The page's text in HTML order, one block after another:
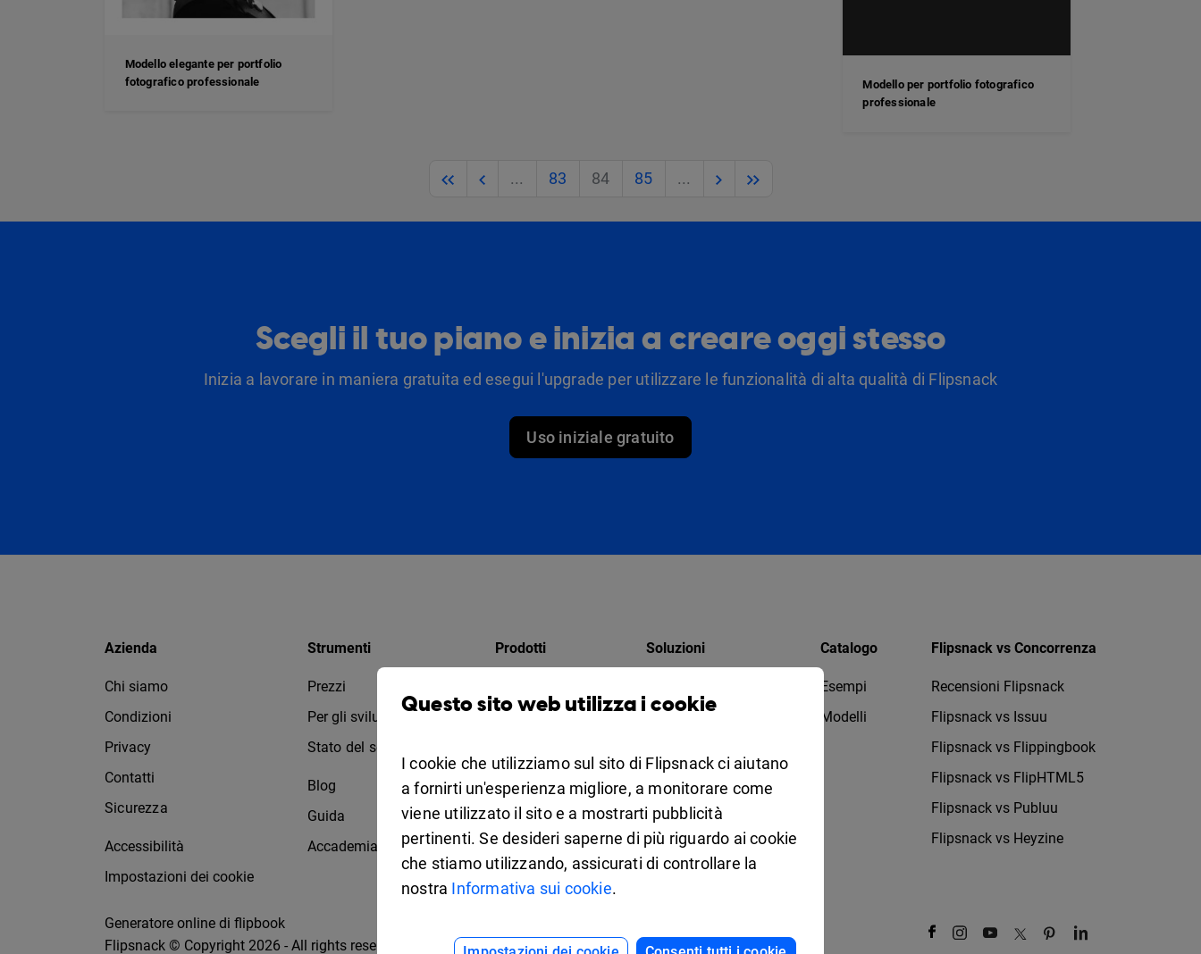
Modello elegante per portfolio
fotografico professionale
Modello per portfolio fotografico
professionale
PreviousPrevious
... 83 84 85 ... NextNext
Scegli il tuo piano e inizia a creare oggi stesso
Inizia a lavorare in maniera gratuita ed esegui l'upgrade per utilizzare le funzionalità di alta qualità di Flipsnack
Uso iniziale gratuito
Azienda
Chi siamo
Condizioni
Privacy
Contatti
Sicurezza
Accessibilità
Impostazioni dei cookie
Strumenti
Prezzi
Per gli sviluppatori
Stato del servizio
Blog
Guida
Accademia Flipsnack
Prodotti
Libreria virtuale
Apps
iOS
Android
Soluzioni
Per le aziende
For education
Utilizzi di Flipsnack
Catalogo
Esempi
Modelli
Flipsnack vs Concorrenza
Recensioni Flipsnack
Flipsnack vs Issuu
Flipsnack vs Flippingbook
Flipsnack vs FlipHTML5
Flipsnack vs Publuu
Flipsnack vs Heyzine
Generatore online di flipbook
Flipsnack © Copyright 2026 - All rights reserved.
Questo sito web utilizza i cookie
I cookie che utilizziamo sul sito di Flipsnack ci aiutano
a fornirti un'esperienza migliore, a monitorare come
viene utilizzato il sito e a mostrarti pubblicità
pertinenti. Se desideri saperne di più riguardo ai cookie
che stiamo utilizzando, assicurati di controllare la
nostra Informativa sui cookie.